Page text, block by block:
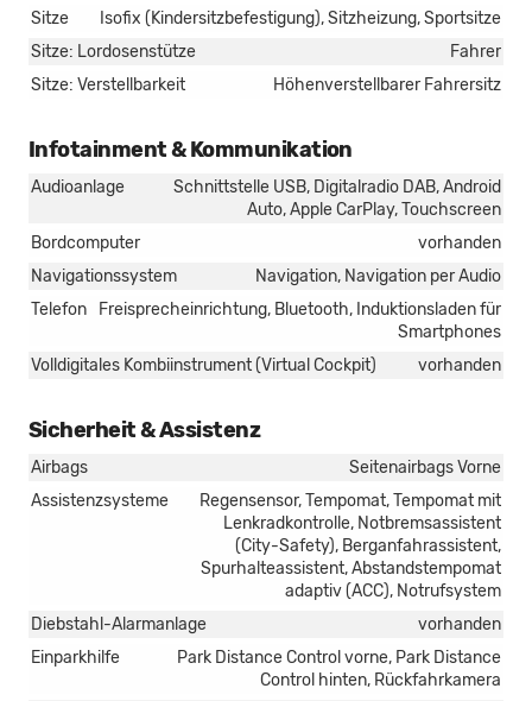
Sitze
Isofix (Kindersitzbefestigung), Sitzheizung, Sportsitze
Sitze: Lordosenstütze
Fahrer
Sitze: Verstellbarkeit
Höhenverstellbarer Fahrersitz
Infotainment & Kommunikation
Audioanlage
Schnittstelle USB, Digitalradio DAB, Android
Auto, Apple CarPlay, Touchscreen
Bordcomputer
vorhanden
Navigationssystem
Navigation, Navigation per Audio
Telefon
Freisprecheinrichtung, Bluetooth, Induktionsladen für
Smartphones
Volldigitales Kombiinstrument (Virtual Cockpit)
vorhanden
Sicherheit & Assistenz
Airbags
Seitenairbags Vorne
Assistenzsysteme
Regensensor, Tempomat, Tempomat mit
Lenkradkontrolle, Notbremsassistent
(City-Safety), Berganfahrassistent,
Spurhalteassistent, Abstandstempomat
adaptiv (ACC), Notrufsystem
Diebstahl-Alarmanlage
vorhanden
Einparkhilfe
Park Distance Control vorne, Park Distance
Control hinten, Rückfahrkamera